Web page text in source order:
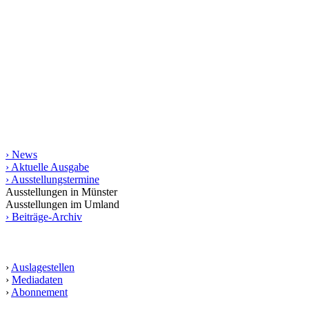
› News
› Aktuelle Ausgabe
› Ausstellungstermine
Ausstellungen in Münster
Ausstellungen im Umland
› Beiträge-Archiv
› Auslagestellen
› Mediadaten
› Abonnement